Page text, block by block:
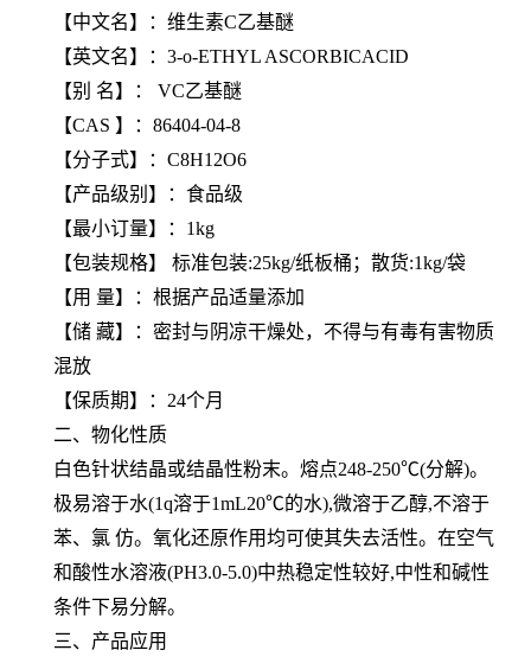
【中文名】：维生素C乙基醚
【英文名】：3-o-ETHYL ASCORBICACID
【别 名】： VC乙基醚
【CAS 】：86404-04-8
【分子式】：C8H12O6
【产品级别】：食品级
【最小订量】：1kg
【包装规格】 标准包装:25kg/纸板桶；散货:1kg/袋
【用 量】：根据产品适量添加
【储 藏】：密封与阴凉干燥处，不得与有毒有害物质
混放
【保质期】：24个月
二、物化性质
白色针状结晶或结晶性粉末。熔点248-250℃(分解)。
极易溶于水(1q溶于1mL20℃的水),微溶于乙醇,不溶于
苯、氯 仿。氧化还原作用均可使其失去活性。在空气
和酸性水溶液(PH3.0-5.0)中热稳定性较好,中性和碱性
条件下易分解。
三、产品应用